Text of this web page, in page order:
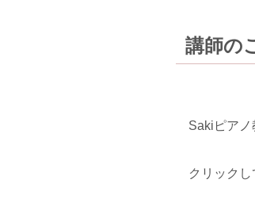
講師の
Sakiピアノ
クリック